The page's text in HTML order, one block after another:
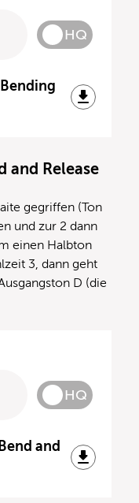
HQ
and Release
gegriffen (Ton
und zur 2 dann
einen Halbton
3, dann geht
D (die
HQ
and